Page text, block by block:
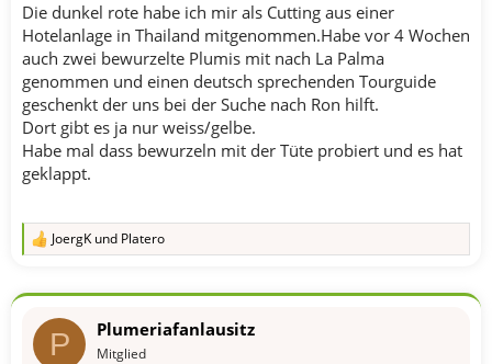
Die dunkel rote habe ich mir als Cutting aus einer
Hotelanlage in Thailand mitgenommen.Habe vor 4 Wochen
auch zwei bewurzelte Plumis mit nach La Palma
genommen und einen deutsch sprechenden Tourguide
geschenkt der uns bei der Suche nach Ron hilft.
Dort gibt es ja nur weiss/gelbe.
Habe mal dass bewurzeln mit der Tüte probiert und es hat
geklappt.
R
k
o
JoergK und Platero
P Plumeriafanlausitz
Mitglied